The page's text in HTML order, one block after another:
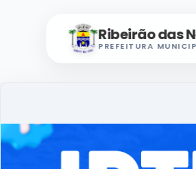
Ribeirão das
PREFEITURA